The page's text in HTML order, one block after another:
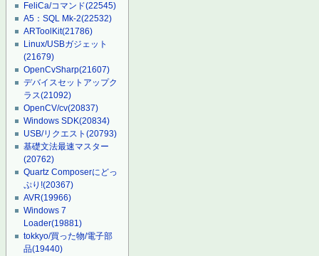
FeliCa/コマンド(22545)
A5：SQL Mk-2(22532)
ARToolKit(21786)
Linux/USBガジェット
(21679)
OpenCvSharp(21607)
デバイスセットアップク
ラス(21092)
OpenCV/cv(20837)
Windows SDK(20834)
USB/リクエスト(20793)
基礎文法最速マスター
(20762)
Quartz Composerにどっ
ぷり!(20367)
AVR(19966)
Windows 7
Loader(19881)
tokkyo/買った物/電子部
品(19440)